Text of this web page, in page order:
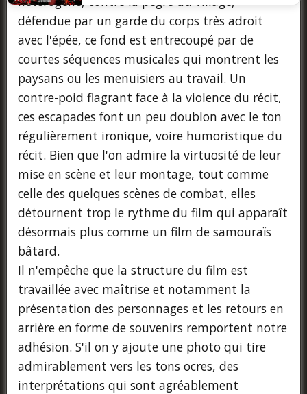
défendue par un garde du corps très adroit
avec l'épée, ce fond est entrecoupé par de
courtes séquences musicales qui montrent les
paysans ou les menuisiers au travail. Un
contre-poid flagrant face à la violence du récit,
ces escapades font un peu doublon avec le ton
régulièrement ironique, voire humoristique du
récit. Bien que l'on admire la virtuosité de leur
mise en scène et leur montage, tout comme
celle des quelques scènes de combat, elles
détournent trop le rythme du film qui apparaît
désormais plus comme un film de samouraïs
bâtard.
Il n'empêche que la structure du film est
travaillée avec maîtrise et notamment la
présentation des personnages et les retours en
arrière en forme de souvenirs remportent notre
adhésion. S'il on y ajoute une photo qui tire
admirablement vers les tons ocres, des
interprétations qui sont agréablement